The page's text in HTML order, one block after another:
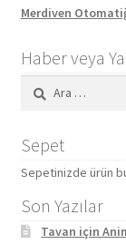
Merdiven
Haber veya
Sepet
Sepetinizde ürün
Son Yazılar
Tavan için